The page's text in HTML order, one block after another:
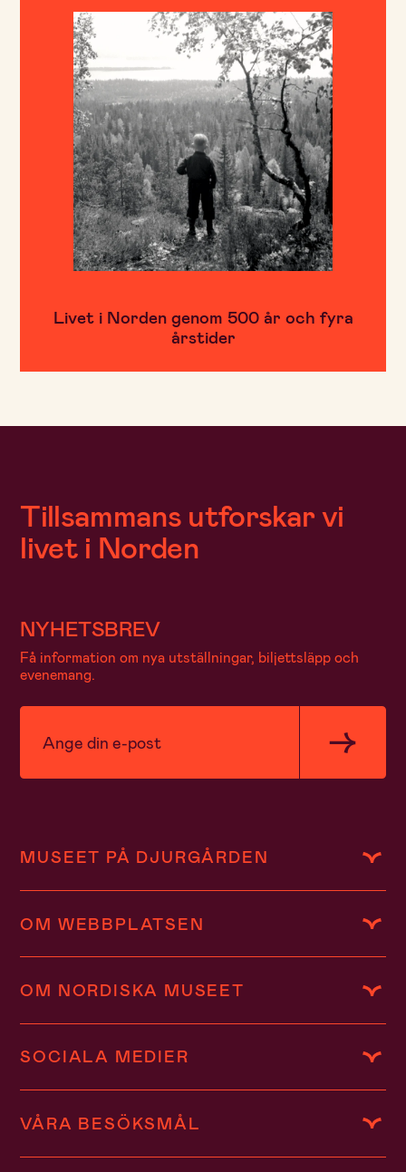
Livet i Norden genom 500 år och fyra
årstider
Tillsammans utforskar vi
livet i Norden
NYHETSBREV
Få information om nya utställningar, biljettsläpp och
evenemang.
MUSEET PÅ DJURGÅRDEN
OM WEBBPLATSEN
OM NORDISKA MUSEET
SOCIALA MEDIER
VÅRA BESÖKSMÅL